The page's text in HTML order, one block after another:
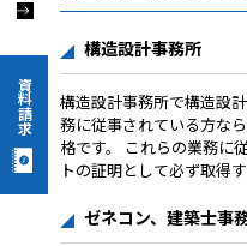
資料請求
構造設計事務所
構造設計事務所で構造設
務に従事されている方な
格です。 これらの業務に
トの証明として必ず取得
ゼネコン、建築士事